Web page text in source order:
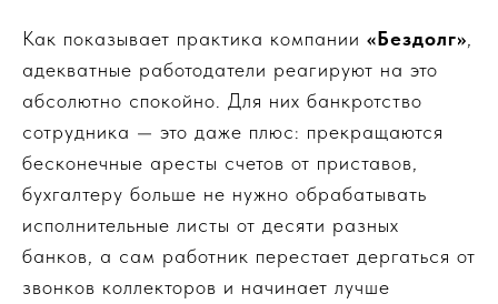
Как показывает практика компании «Бездолг»,
адекватные работодатели реагируют на это
абсолютно спокойно. Для них банкротство
сотрудника — это даже плюс: прекращаются
бесконечные аресты счетов от приставов,
бухгалтеру больше не нужно обрабатывать
исполнительные листы от десяти разных
банков, а сам работник перестает дергаться от
звонков коллекторов и начинает лучше